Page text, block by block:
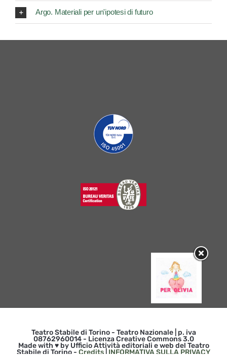
Argo. Materiali per un'ipotesi di futuro
Teatro Stabile di Torino - Teatro Nazionale | p. iva
08762960014 - Licenza Creative Commons 3.0
Made with ♥ by Ufficio Attività editoriali e web del Teatro